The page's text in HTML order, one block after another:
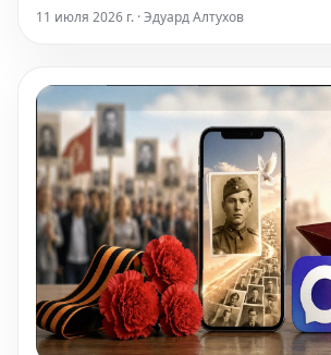
масштабного шпионского скандала. То,
11 июля 2026 г. · Эдуард Алтухов